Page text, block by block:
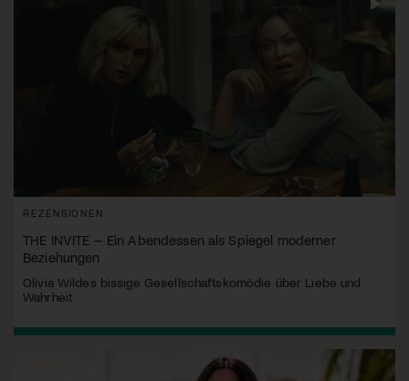
REZENSIONEN
THE INVITE – Ein Abendessen als Spiegel moderner
Beziehungen
Olivia Wildes bissige Gesellschaftskomödie über Liebe und
Wahrheit